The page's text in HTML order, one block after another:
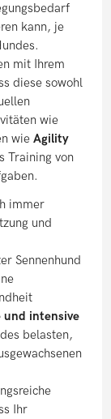
kann, je
mit Ihrem
diese sowohl
wie
wie Agility
Training von
immer
und
Sennenhund
und intensive
belasten,
Ihr